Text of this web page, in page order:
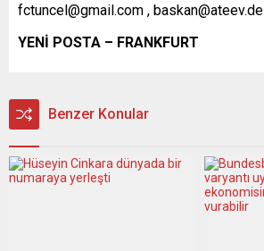
fctuncel@gmail.com , baskan@ateev.de
YENİ POSTA – FRANKFURT
Benzer Konular